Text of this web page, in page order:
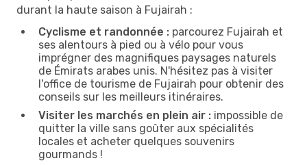
durant la haute saison à Fujairah :
Cyclisme et randonnée : parcourez Fujairah et
ses alentours à pied ou à vélo pour vous
imprégner des magnifiques paysages naturels
de Émirats arabes unis. N'hésitez pas à visiter
l'office de tourisme de Fujairah pour obtenir des
conseils sur les meilleurs itinéraires.
Visiter les marchés en plein air : impossible de
quitter la ville sans goûter aux spécialités
locales et acheter quelques souvenirs
gourmands !